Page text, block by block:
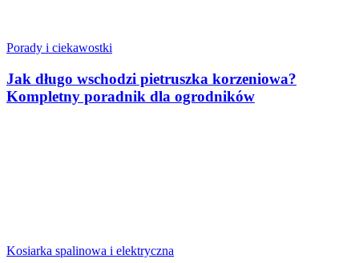
Porady i ciekawostki
Jak długo wschodzi pietruszka korzeniowa?
Kompletny poradnik dla ogrodników
Kosiarka spalinowa i elektryczna